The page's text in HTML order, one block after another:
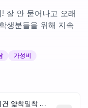
잘 안 묻어나고 오래
생분들을 위해 지속
가성비
[리필기획] 톤핏선 파데프리 비건 얇착밀착 선쿠션 2종 택1(핑베톤업/베베톤업) SPF50+ PA++++